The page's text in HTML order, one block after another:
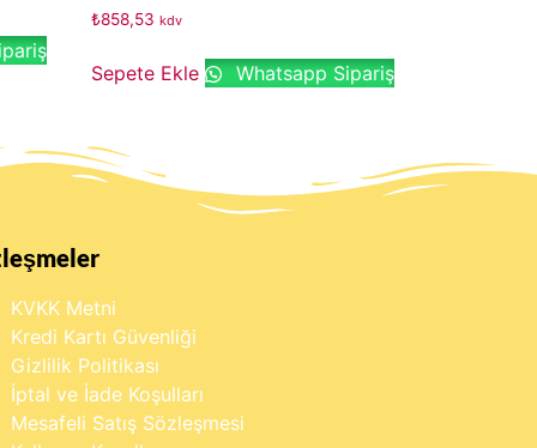
₺858,53 kdv
Sepete Ekle Whatsapp Sipariş
KVKK Metni
Kredi Kartı Güvenliği
Gizlilik Politikası
İptal ve İade Koşulları
Mesafeli Satış Sözleşmesi